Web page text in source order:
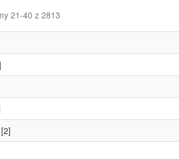
21-40 z 2813
[2]